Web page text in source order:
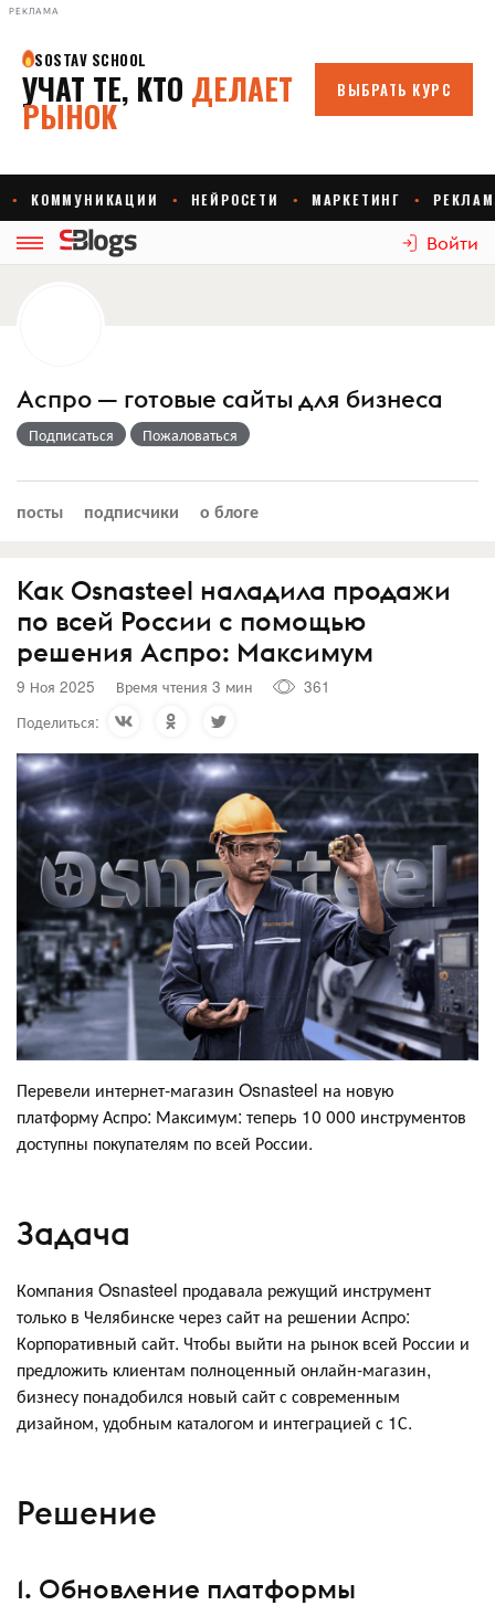
РЕКЛАМА
Войти
Аспро — готовые сайты для бизнеса
Подписаться Пожаловаться
посты подписчики о блоге
Как Osnasteel наладила продажи
по всей России с помощью
решения Аспро: Максимум
9 Ноя 2025 Время чтения 3 мин
361
Поделиться:
Перевели интернет-магазин Osnasteel на новую
платформу Аспро: Максимум: теперь 10 000 инструментов
доступны покупателям по всей России.
Задача
Компания Osnasteel продавала режущий инструмент
только в Челябинске через сайт на решении Аспро:
Корпоративный сайт. Чтобы выйти на рынок всей России и
предложить клиентам полноценный онлайн-магазин,
бизнесу понадобился новый сайт с современным
дизайном, удобным каталогом и интеграцией с 1С.
Решение
1. Обновление платформы